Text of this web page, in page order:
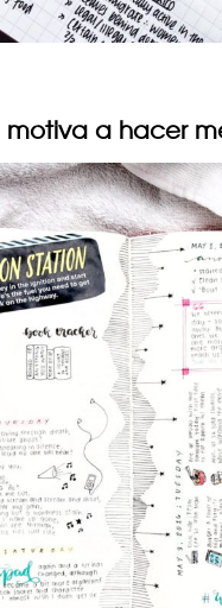
motiva a hacer